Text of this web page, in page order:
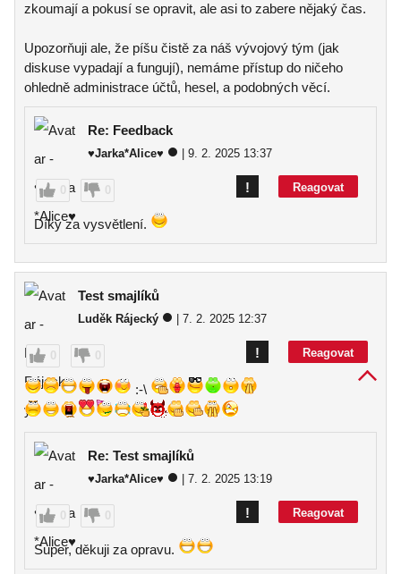
zkoumají a pokusí se opravit, ale asi to zabere nějaký čas.
Upozorňuji ale, že píšu čistě za náš vývojový tým (jak
diskuse vypadají a fungují), nemáme přístup do ničeho
ohledně administrace účtů, hesel, a podobných věcí.
Re: Feedback
♥Jarka*Alice♥ | 9. 2. 2025 13:37
0 0 Reagovat
!
Díky za vysvětlení.
Test smajlíků
Luděk Rájecký | 7. 2. 2025 12:37
0 0 Reagovat
!
:-\
Re: Test smajlíků
♥Jarka*Alice♥ | 7. 2. 2025 13:19
0 0 Reagovat
!
Super, děkuji za opravu.